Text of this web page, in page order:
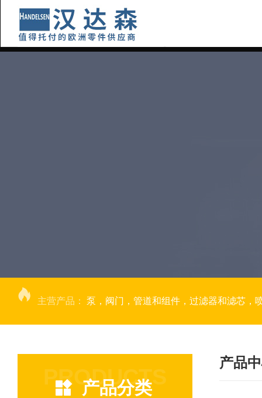
主营产品： 泵，阀门，管道和组件，过滤器和滤芯，
PRODUCTS
产品分类
产品